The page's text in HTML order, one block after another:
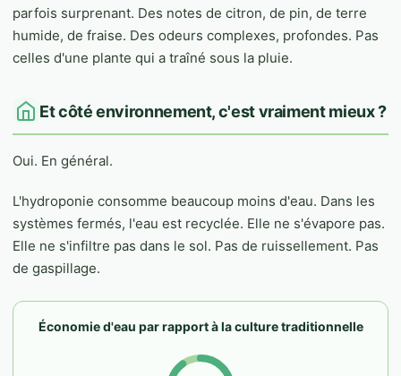
parfois surprenant. Des notes de citron, de pin, de terre
humide, de fraise. Des odeurs complexes, profondes. Pas
celles d'une plante qui a traîné sous la pluie.
Et côté environnement, c'est vraiment mieux ?
Oui. En général.
L'hydroponie consomme beaucoup moins d'eau. Dans les
systèmes fermés, l'eau est recyclée. Elle ne s'évapore pas.
Elle ne s'infiltre pas dans le sol. Pas de ruissellement. Pas
de gaspillage.
Économie d'eau par rapport à la culture traditionnelle